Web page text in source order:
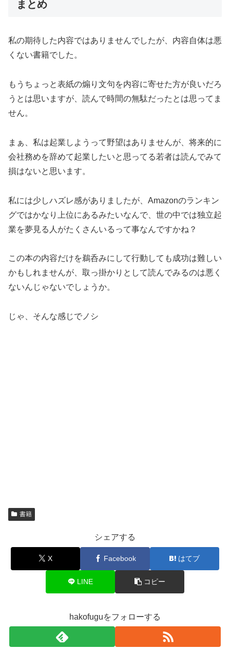
まとめ
私の期待した内容ではありませんでしたが、内容自体は悪
くない書籍でした。
もうちょっと表紙の煽り文句を内容に寄せた方が良いだろ
うとは思いますが、読んで時間の無駄だったとは思ってま
せん。
まぁ、私は起業しようって野望はありませんが、将来的に
会社務めを辞めて起業したいと思ってる若者は読んでみて
損はないと思います。
私には少しハズレ感がありましたが、Amazonのランキン
グではかなり上位にあるみたいなんで、世の中では独立起
業を夢見る人がたくさんいるって事なんですかね？
この本の内容だけを鵜呑みにして行動しても成功は難しい
かもしれませんが、取っ掛かりとして読んでみるのは悪く
ないんじゃないでしょうか。
じゃ、そんな感じでノシ
書籍
シェアする
X Facebook はてブ
LINE コピー
hakofuguをフォローする